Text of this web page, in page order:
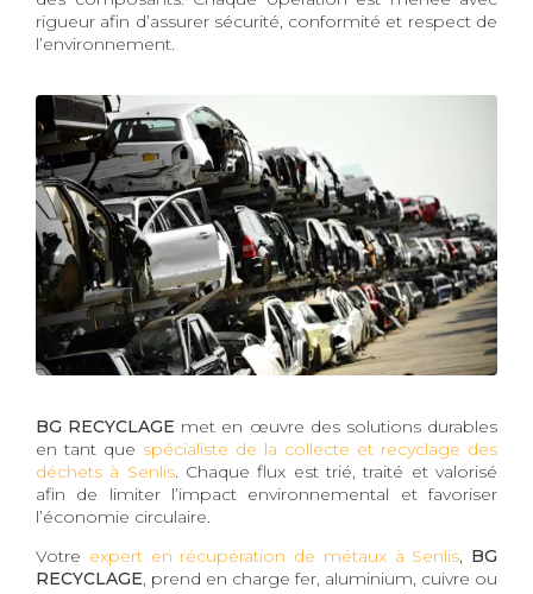
rigueur afin d’assurer sécurité, conformité et respect de
l’environnement.
BG RECYCLAGE met en œuvre des solutions durables
en tant que spécialiste de la collecte et recyclage des
déchets à Senlis. Chaque flux est trié, traité et valorisé
afin de limiter l’impact environnemental et favoriser
l’économie circulaire.
Votre expert en récupération de métaux à Senlis, BG
RECYCLAGE, prend en charge fer, aluminium, cuivre ou